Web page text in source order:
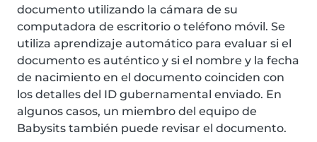
documento utilizando la cámara de su
computadora de escritorio o teléfono móvil. Se
utiliza aprendizaje automático para evaluar si el
documento es auténtico y si el nombre y la fecha
de nacimiento en el documento coinciden con
los detalles del ID gubernamental enviado. En
algunos casos, un miembro del equipo de
Babysits también puede revisar el documento.